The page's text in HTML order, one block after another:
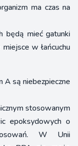
ma czas na
będą mieć gatunki
w łańcuchu
A są niebezpieczne
stosowanym
epoksydowych o
W Unii